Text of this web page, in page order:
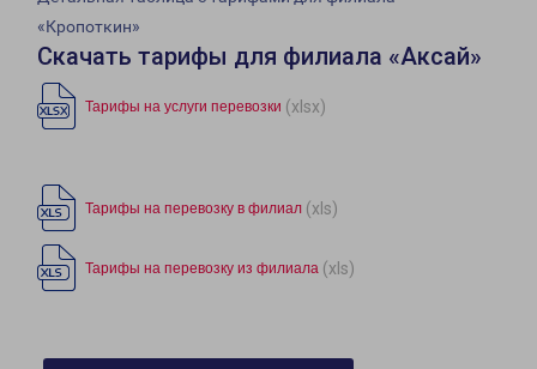
«Кропоткин»
Скачать тарифы для филиала «Аксай»
Тарифы на услуги перевозки (xlsx)
Тарифы на перевозку в филиал (xls)
Тарифы на перевозку из филиала (xls)